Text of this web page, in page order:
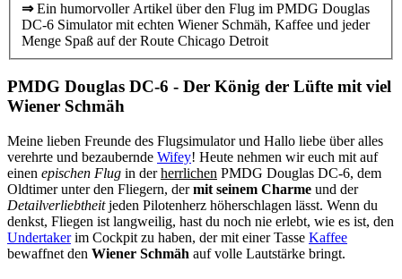
⇒Ein humorvoller Artikel über den Flug im PMDG Douglas
DC-6 Simulator mit echten Wiener Schmäh, Kaffee und jeder
Menge Spaß auf der Route Chicago Detroit
PMDG Douglas DC-6 - Der König der Lüfte mit viel
Wiener Schmäh
Meine lieben Freunde des Flugsimulator und Hallo liebe über alles
verehrte und bezaubernde Wifey! Heute nehmen wir euch mit auf
einen epischen Flug in derherrlichen PMDG Douglas DC-6, dem
Oldtimer unter den Fliegern, dermit seinem Charme und der
Detailverliebtheitjeden Pilotenherz höherschlagen lässt. Wenn du
denkst, Fliegen ist langweilig, hast du noch nie erlebt, wie es ist, den
Undertakerim Cockpit zu haben, der mit einer Tasse Kaffee
bewaffnet den Wiener Schmäh auf volle Lautstärke bringt.